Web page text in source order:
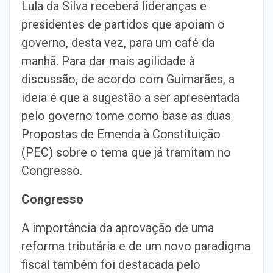
Lula da Silva receberá lideranças e
presidentes de partidos que apoiam o
governo, desta vez, para um café da
manhã. Para dar mais agilidade à
discussão, de acordo com Guimarães, a
ideia é que a sugestão a ser apresentada
pelo governo tome como base as duas
Propostas de Emenda à Constituição
(PEC) sobre o tema que já tramitam no
Congresso.
Congresso
A importância da aprovação de uma
reforma tributária e de um novo paradigma
fiscal também foi destacada pelo